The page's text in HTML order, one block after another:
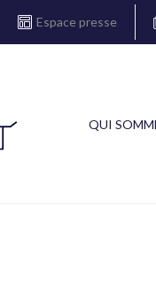
Espace presse
QUI